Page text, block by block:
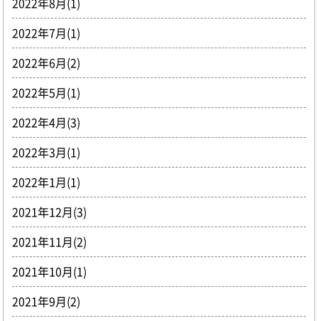
2022年7月(1)
2022年6月(2)
2022年5月(1)
2022年4月(3)
2022年3月(1)
2022年1月(1)
2021年12月(3)
2021年11月(2)
2021年10月(1)
2021年9月(2)